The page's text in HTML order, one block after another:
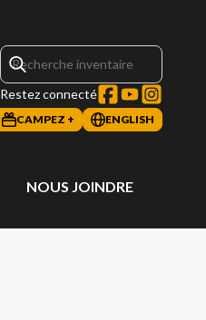
Restez connecté
CAMPEZ + ENGLISH
NOUS JOINDRE